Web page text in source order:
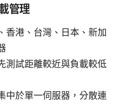
管理
香港、台灣、日本、新加
測試距離較近與負載較低
中於單一伺服器，分散連